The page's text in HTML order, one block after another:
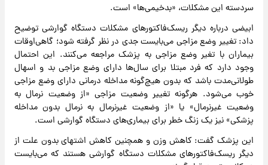
سردسته این مشکلات، «بدخیمی‌ها» است.
ابیضی درباره دیگر ریسک‌فاکتورهای مشکلات دستگاه گوارشی توضیح
داد: تغییر وضع مزاجی می‌بایست جدی در نظر گرفته شود؛ گاهی‌اوقات
بیماران با تغیر وضع مزاجی به پزشک مراجعه می‌کنند. این احتمال
وجود دارد که فرد مبتلا برای سال‌ها دارای وضع مزاجی بد و اسهال
طولانی‌مدت باشد که بدون هیچ‌گونه مداخله درمانی دارای وضع مزاجی
خوب می‌شود. هرگونه تغییر وضعیت مزاجی «از وضعیت نرمال به
وضعیت غیرنرمال» یا «از وضعیت غیرنرمال به نرمال بدون مداخله
پزشکی» نیز یک زنگ خطر برای بیماری‌های دستگاه گوارشی است.
این پزشک گفت: کاهش وزن و همچنین کاهش اشتهای بدون علت از
دیگر ریسک‌فاکتورهای مشکلات دستگاه گوارشی هستند که می‌بایست